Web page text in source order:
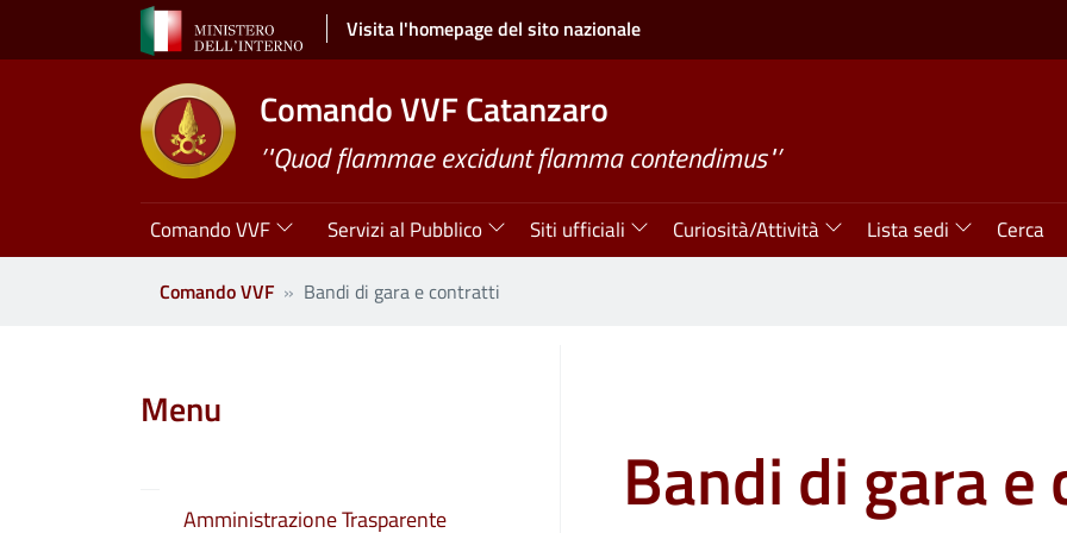
Salta al contenuto principale Visita l'homepage del sito nazionale
Comando VVF Catanzaro
’"Quod flammae excidunt flamma contendimus"’
Navigazione principale
Comando VVF Servizi al Pubblico Siti ufficiali Curiosità/Attività Lista sedi Cerca
Comando VVF Bandi di gara e contratti
Bandi di gara
Menu
Amministrazione Trasparente